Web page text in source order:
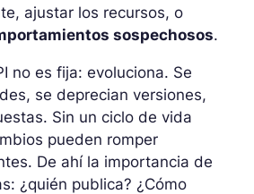
ajustar los recursos, o
sospechosos.
no es fija: evoluciona. Se
se deprecian versiones,
Sin un ciclo de vida
pueden romper
De ahí la importancia de
¿quién publica? ¿Cómo